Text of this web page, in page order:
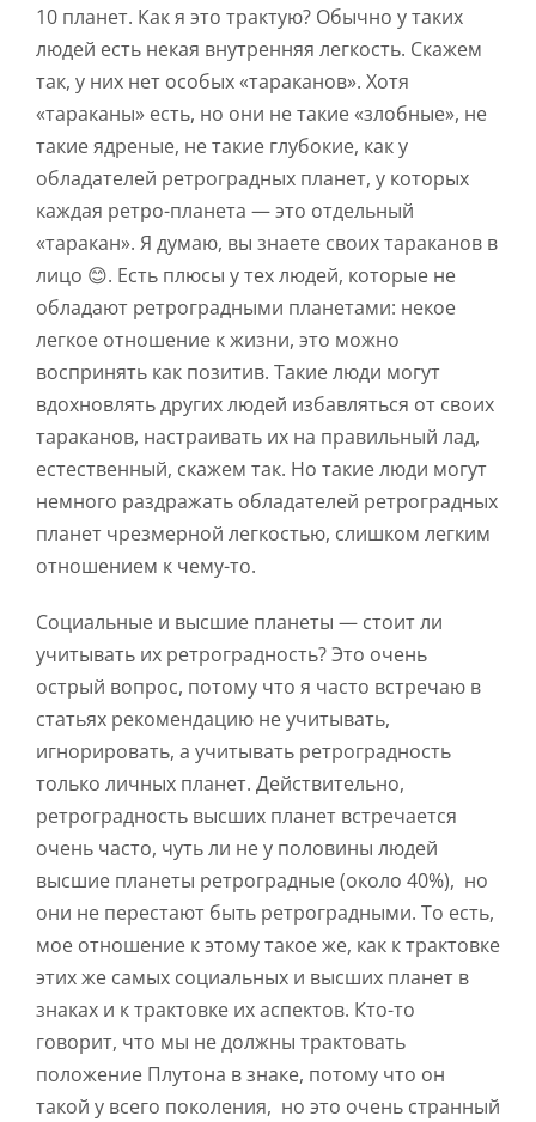
10 планет. Как я это трактую? Обычно у таких
людей есть некая внутренняя легкость. Скажем
так, у них нет особых «тараканов». Хотя
«тараканы» есть, но они не такие «злобные», не
такие ядреные, не такие глубокие, как у
обладателей ретроградных планет, у которых
каждая ретро-планета — это отдельный
«таракан». Я думаю, вы знаете своих тараканов в
лицо 😊. Есть плюсы у тех людей, которые не
обладают ретроградными планетами: некое
легкое отношение к жизни, это можно
воспринять как позитив. Такие люди могут
вдохновлять других людей избавляться от своих
тараканов, настраивать их на правильный лад,
естественный, скажем так. Но такие люди могут
немного раздражать обладателей ретроградных
планет чрезмерной легкостью, слишком легким
отношением к чему-то.
Социальные и высшие планеты — стоит ли
учитывать их ретроградность? Это очень
острый вопрос, потому что я часто встречаю в
статьях рекомендацию не учитывать,
игнорировать, а учитывать ретроградность
только личных планет. Действительно,
ретроградность высших планет встречается
очень часто, чуть ли не у половины людей
высшие планеты ретроградные (около 40%), но
они не перестают быть ретроградными. То есть,
мое отношение к этому такое же, как к трактовке
этих же самых социальных и высших планет в
знаках и к трактовке их аспектов. Кто-то
говорит, что мы не должны трактовать
положение Плутона в знаке, потому что он
такой у всего поколения, но это очень странный